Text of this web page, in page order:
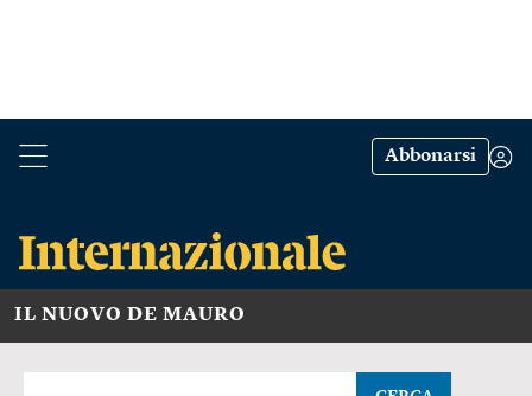
Abbonarsi
IL NUOVO DE MAURO